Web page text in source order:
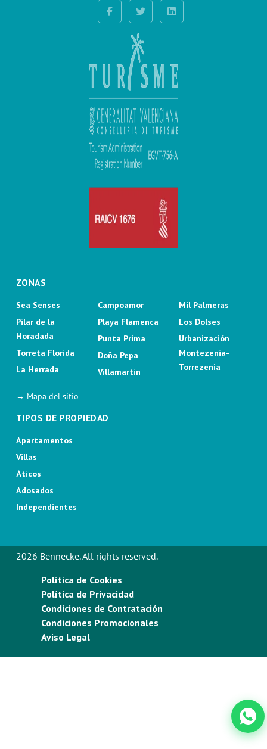
ZONAS
Sea Senses
Pilar de la
Horadada
Torreta Florida
La Herrada
Campoamor
Playa Flamenca
Punta Prima
Doña Pepa
Villamartin
Mil Palmeras
Los Dolses
Urbanización
Montezenia-
Torrezenia
→ Mapa del sitio
TIPOS DE PROPIEDAD
Apartamentos
Villas
Áticos
Adosados
Independientes
2026 Bennecke. All rights reserved.
Política de Cookies
Política de Privacidad
Condiciones de Contratación
Condiciones Promocionales
Aviso Legal